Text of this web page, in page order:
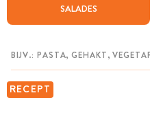
SALADES
RECEPT
CHAT MET MAIA
MIJN BEWAARDE RECEPTEN